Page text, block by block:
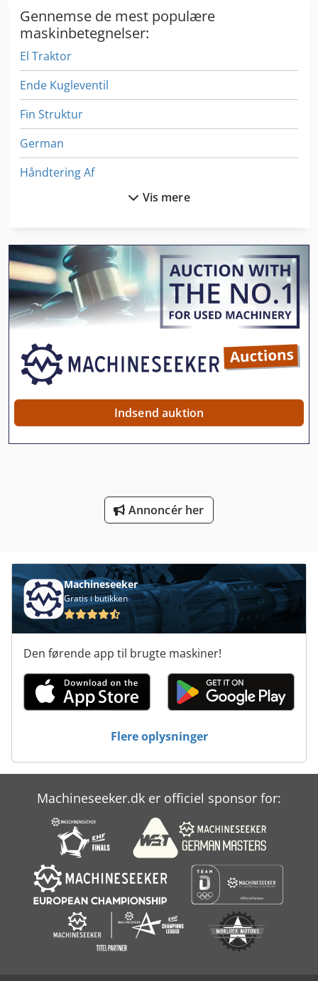
Gennemse de mest populære
maskinbetegnelser:
El Traktor
Ende Kugleventil
Fin Struktur
German
Håndtering Af
Kommunale Køretøj
Køretøjer
Manual
Nøglen Til Møtrik
Off-Road Biler
Platform Type Mb
Tre Kniv Trimmer
Træ
Træ Grab
Træ Kedel
Træ Træ
Vis mere
Indsend auktion
Annoncér her
Machineseeker
Gratis i butikken
Den førende app til brugte maskiner!
Flere oplysninger
Machineseeker.dk er officiel sponsor for: